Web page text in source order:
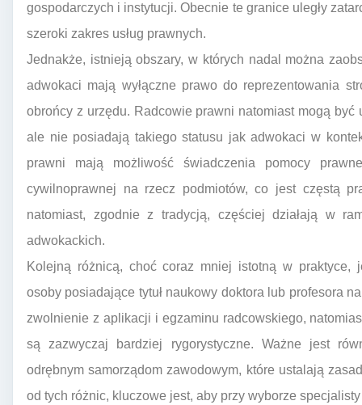
gospodarczych i instytucji. Obecnie te granice uległy
szeroki zakres usług prawnych.
Jednakże, istnieją obszary, w których nadal można
adwokaci mają wyłączne prawo do reprezentowania
obrońcy z urzędu. Radcowie prawni natomiast mogą
ale nie posiadają takiego statusu jak adwokaci w
prawni mają możliwość świadczenia pomocy
cywilnoprawnej na rzecz podmiotów, co jest częstą
natomiast, zgodnie z tradycją, częściej działają w
adwokackich.
Kolejną różnicą, choć coraz mniej istotną w praktyce,
osoby posiadające tytuł naukowy doktora lub profesora
zwolnienie z aplikacji i egzaminu radcowskiego,
są zazwyczaj bardziej rygorystyczne. Ważne jest
odrębnym samorządom zawodowym, które ustalają
od tych różnic, kluczowe jest, aby przy wyborze